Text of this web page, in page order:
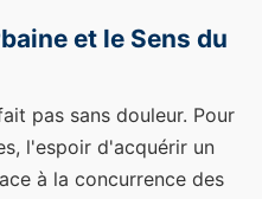
et le Sens du
pas sans douleur. Pour
l'espoir d'acquérir un
à la concurrence des